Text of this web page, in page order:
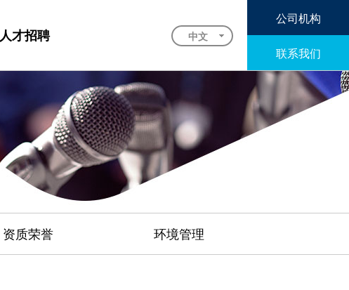
人才招聘
中文
公司机构
联系我们
资质荣誉 环境管理